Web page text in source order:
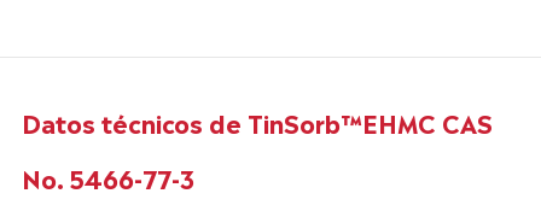
Datos técnicos de TinSorb™EHMC CAS
No. 5466-77-3